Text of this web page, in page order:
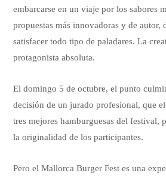
embarcarse en un viaje por los sabores
propuestas más innovadoras y de autor,
satisfacer todo tipo de paladares. La
protagonista absoluta.
El domingo 5 de octubre, el punto
decisión de un jurado profesional, que
tres mejores hamburguesas del festival,
la originalidad de los participantes.
Pero el Mallorca Burger Fest es una